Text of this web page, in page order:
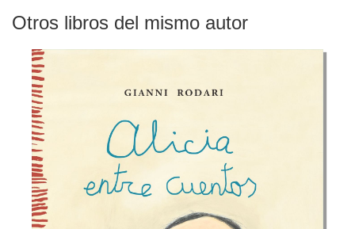
Otros libros del mismo autor